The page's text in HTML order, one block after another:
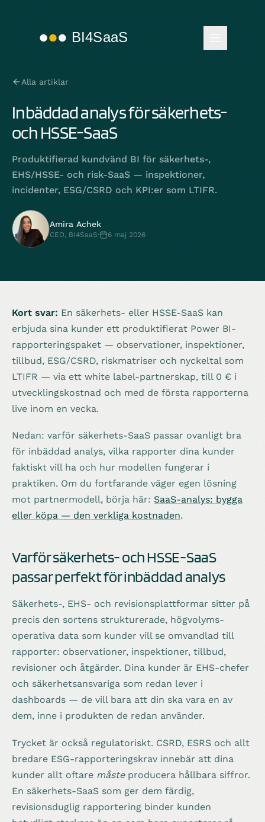
Alla artiklar
Inbäddad analys för säkerhets-
och HSSE-SaaS
Produktifierad kundvänd BI för säkerhets-,
EHS/HSSE- och risk-SaaS — inspektioner,
incidenter, ESG/CSRD och KPI:er som LTIFR.
Amira Achek
CEO, BI4SaaS· 6 maj 2026
Kort svar: En säkerhets- eller HSSE-SaaS kan
erbjuda sina kunder ett produktifierat Power BI-
rapporteringspaket — observationer, inspektioner,
tillbud, ESG/CSRD, riskmatriser och nyckeltal som
LTIFR — via ett white label-partnerskap, till 0 € i
utvecklingskostnad och med de första rapporterna
live inom en vecka.
Nedan: varför säkerhets-SaaS passar ovanligt bra
för inbäddad analys, vilka rapporter dina kunder
faktiskt vill ha och hur modellen fungerar i
praktiken. Om du fortfarande väger egen lösning
mot partnermodell, börja här: SaaS-analys: bygga
eller köpa — den verkliga kostnaden.
Varför säkerhets- och HSSE-SaaS
passar perfekt för inbäddad analys
Säkerhets-, EHS- och revisionsplattformar sitter på
precis den sortens strukturerade, högvolyms-
operativa data som kunder vill se omvandlad till
rapporter: observationer, inspektioner, tillbud,
revisioner och åtgärder. Dina kunder är EHS-chefer
och säkerhetsansvariga som redan lever i
dashboards — de vill bara att din ska vara en av
dem, inne i produkten de redan använder.
Trycket är också regulatoriskt. CSRD, ESRS och allt
bredare ESG-rapporteringskrav innebär att dina
kunder allt oftare måsteproducera hållbara siffror.
En säkerhets-SaaS som ger dem färdig,
revisionsduglig rapportering binder kunden